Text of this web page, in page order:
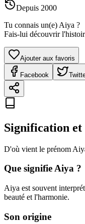
Depuis 2000
Tu connais un(e) Aiya ?
Fais-lui découvrir
Ajouter aux favoris
Facebook
Signification
D'où vient le prénom
Que signifieAiya ?
Aiya est souvent
beauté et l'harmonie.
Son origine